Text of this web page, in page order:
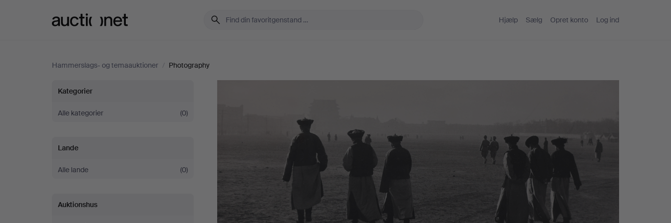
Hjælp Sælg Opret konto Log ind
Hammerslags- og temaauktioner / Photography
Photography
Kategorier
Alle kategorier (0)
Lande
Alle lande (0)
Auktionshus